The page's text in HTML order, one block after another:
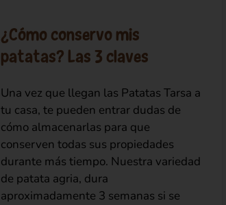
¿Cómo conservo mis
patatas? Las 3 claves
Una vez que llegan las Patatas Tarsa a
tu casa, te pueden entrar dudas de
cómo almacenarlas para que
conserven todas sus propiedades
durante más tiempo. Nuestra variedad
de patata agria, dura
aproximadamente 3 semanas si se